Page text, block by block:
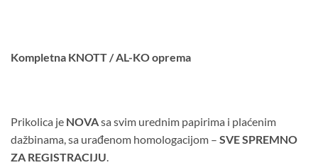
Kompletna KNOTT / AL-KO oprema
Prikolica je NOVAsa svim urednim papirima i plaćenim
dažbinama, sa urađenom homologacijom – SVE SPREMNO
ZA REGISTRACIJU.